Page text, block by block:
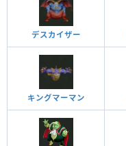
デスカイザー
キングマーマン